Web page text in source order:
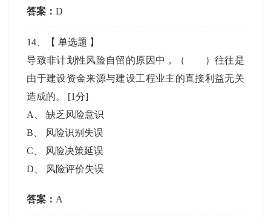
答案：D
14 、【单选题 】
导致非计划性风险自留的原因中，（ ）往往是
由于建设资金来源与建设工程业主的直接利益无关
造成的。 [1分]
A
、缺乏风险意识
B
风险识别失误
C
风险决策延误
D
风险评价失误
答案： A